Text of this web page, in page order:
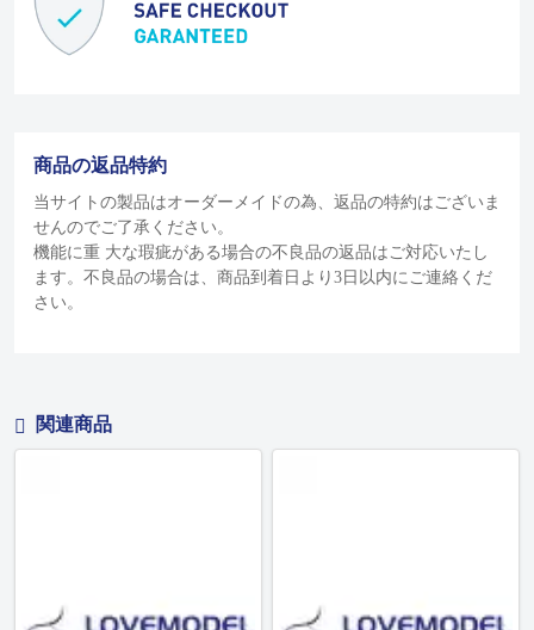
商品の返品特約
当サイトの製品はオーダーメイドの為、返品の特約はございま
せんのでご了承ください。
機能に重 大な瑕疵がある場合の不良品の返品はご対応いたし
ます。不良品の場合は、商品到着日より3日以内にご連絡くだ
さい。
関連商品